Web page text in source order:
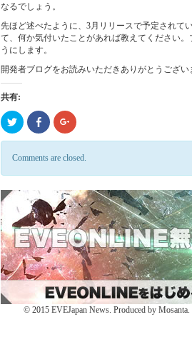
なるでしょう。
先ほど述べたように、3月リリースで予定されて
て、何か気付いたことがあれば教えてください
うにします。
開発者ブログをお読みいただきありがとうござ
共有:
ク
リ
し
て
共
(新
し
い
ウ
ィ
ン
ド
ウ
で
開
す)
Click
to
Facebook
(新
ン
ド
ウ
で
開
き
ま
す)
ク
リ
し
て
共
有
(新
し
い
ウ
ィ
ン
ド
ウ
で
開
き
ま
す)
Comments are closed.
© 2015 EVEJapan News. Produced by